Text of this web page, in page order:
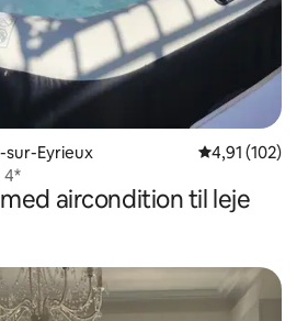
sur-Eyrieux 4,91 ud af 5 i
4,91 (102)
4*
aircondition til leje